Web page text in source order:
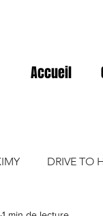
Accueil
DRIVE TO